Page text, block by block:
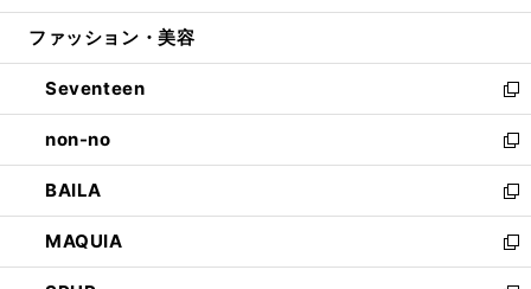
開
ウ
開
く
ン
ウ
で
開
く
ウ
ン
ド
ウ
で
開
く
ファッション・美容
Seventeen
新
し
い
ウ
ィ
ン
ド
ウ
non-no
新
し
い
ウ
ィ
ン
BAILA
新
し
い
ウ
MAQUIA
新
し